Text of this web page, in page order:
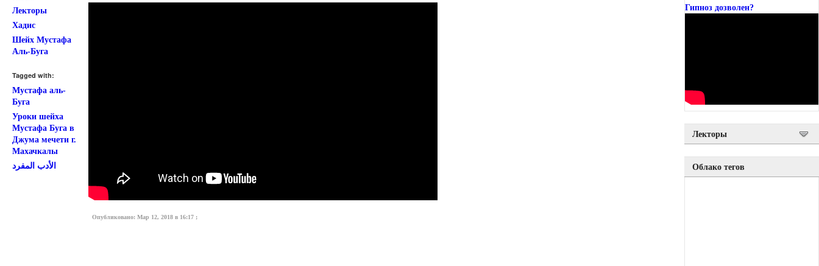
Лекторы
Хадис
Шейх Мустафа
Аль-Буга
Tagged with:
Мустафа аль-
Буга
Уроки шейха
Мустафа Буга в
Джума мечети г.
Махачкалы
الأدب المفرد
Опубликовано: Мар 12, 2018 в 16:17 ;
Гипноз дозволен?
Лекторы
Облако тегов